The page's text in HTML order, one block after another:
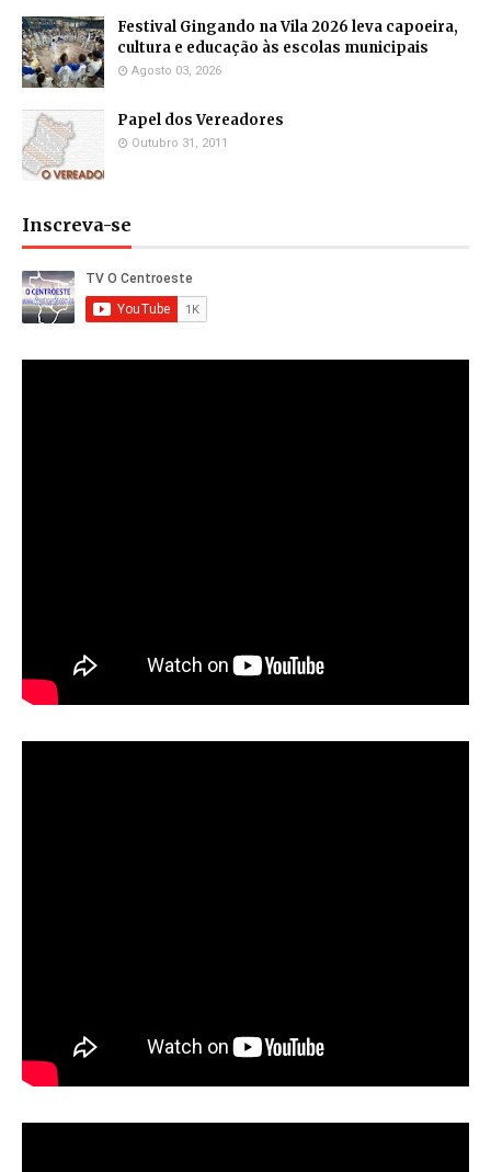
Festival Gingando na Vila 2026 leva capoeira,
cultura e educação às escolas municipais
Agosto 03, 2026
Papel dos Vereadores
Outubro 31, 2011
Inscreva-se